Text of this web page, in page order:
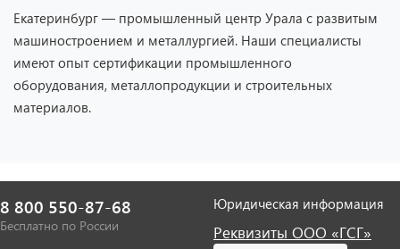
Екатеринбург — промышленный центр Урала с развитым
машиностроением и металлургией. Наши специалисты
имеют опыт сертификации промышленного
оборудования, металлопродукции и строительных
материалов.
8 800 550-87-68
Бесплатно по России
Юридическая информация
Реквизиты ООО «ГСГ»